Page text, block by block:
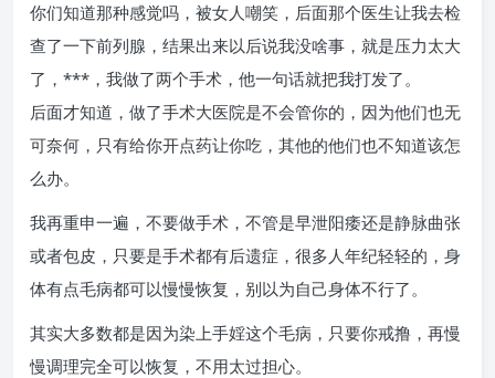
你们知道那种感觉吗，被女人嘲笑，后面那个医生让我去检
查了一下前列腺，结果出来以后说我没啥事，就是压力太大
了，***，我做了两个手术，他一句话就把我打发了。
后面才知道，做了手术大医院是不会管你的，因为他们也无
可奈何，只有给你开点药让你吃，其他的他们也不知道该怎
么办。
我再重申一遍，不要做手术，不管是早泄阳痿还是静脉曲张
或者包皮，只要是手术都有后遗症，很多人年纪轻轻的，身
体有点毛病都可以慢慢恢复，别以为自己身体不行了。
其实大多数都是因为染上手婬这个毛病，只要你戒撸，再慢
慢调理完全可以恢复，不用太过担心。